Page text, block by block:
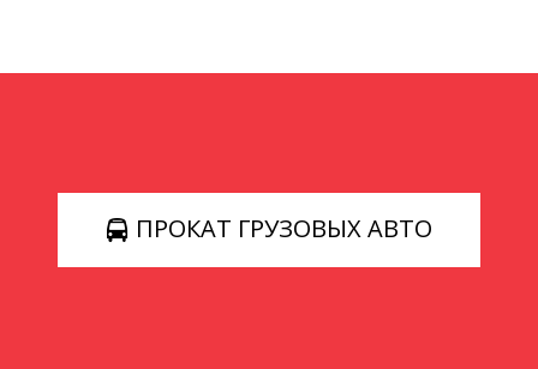
 ПРОКАТ ГРУЗОВЫХ АВТО